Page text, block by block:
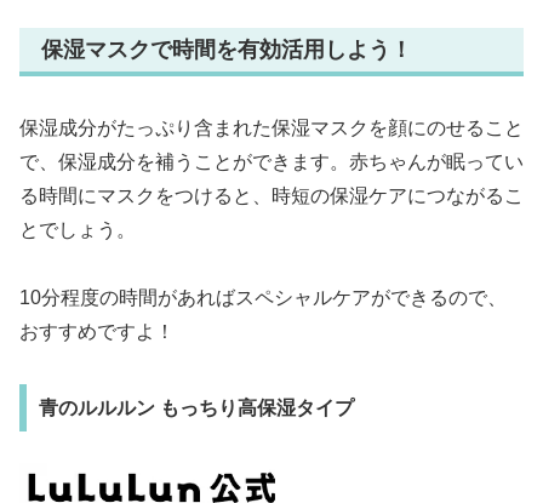
保湿マスクで時間を有効活用しよう！
保湿成分がたっぷり含まれた保湿マスクを顔にのせること
で、保湿成分を補うことができます。赤ちゃんが眠ってい
る時間にマスクをつけると、時短の保湿ケアにつながるこ
とでしょう。
10分程度の時間があればスペシャルケアができるので、
おすすめですよ！
青のルルルン もっちり高保湿タイプ